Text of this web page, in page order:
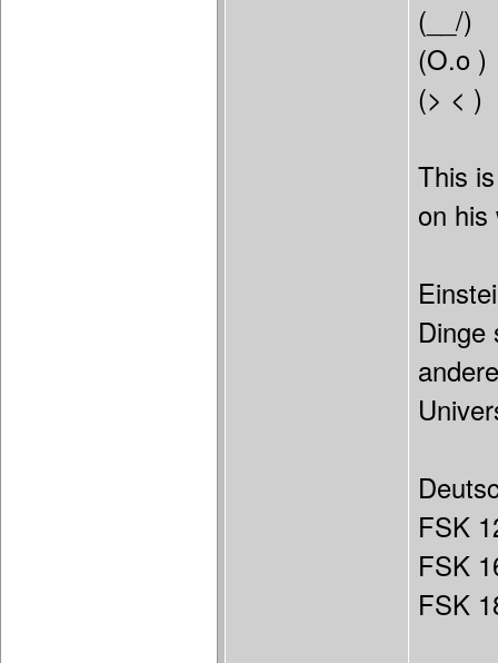
(__/)
(O.o )
(> < )
This
on his
Dinge
FSK
FSK
FSK